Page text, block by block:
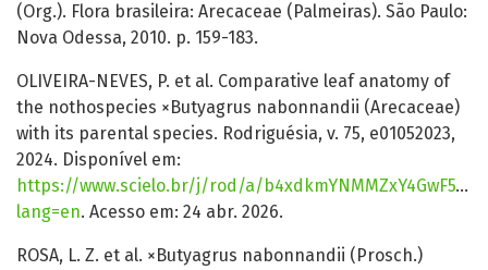
(Org.). Flora brasileira: Arecaceae (Palmeiras). São Paulo:
Nova Odessa, 2010. p. 159-183.
OLIVEIRA-NEVES, P. et al. Comparative leaf anatomy of
the nothospecies ×Butyagrus nabonnandii (Arecaceae)
with its parental species. Rodriguésia, v. 75, e01052023,
2024. Disponível em:
https://www.scielo.br/j/rod/a/
lang=en. Acesso em: 24 abr. 2026.
ROSA, L. Z. et al. ×Butyagrus nabonnandii (Prosch.)